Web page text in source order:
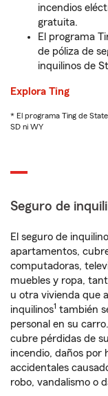
incendios
gratuita.
El programa
de póliza de
inquilinos de
Explora Ting
* El programa Ting de
SD ni WY
Seguro de
El seguro de
apartamentos,
computadoras,
muebles y ropa,
u otra vivienda que
inquilinos1 también
personal en su
cubre pérdidas de
incendio, daños por
accidentales
robo, vandalismo o